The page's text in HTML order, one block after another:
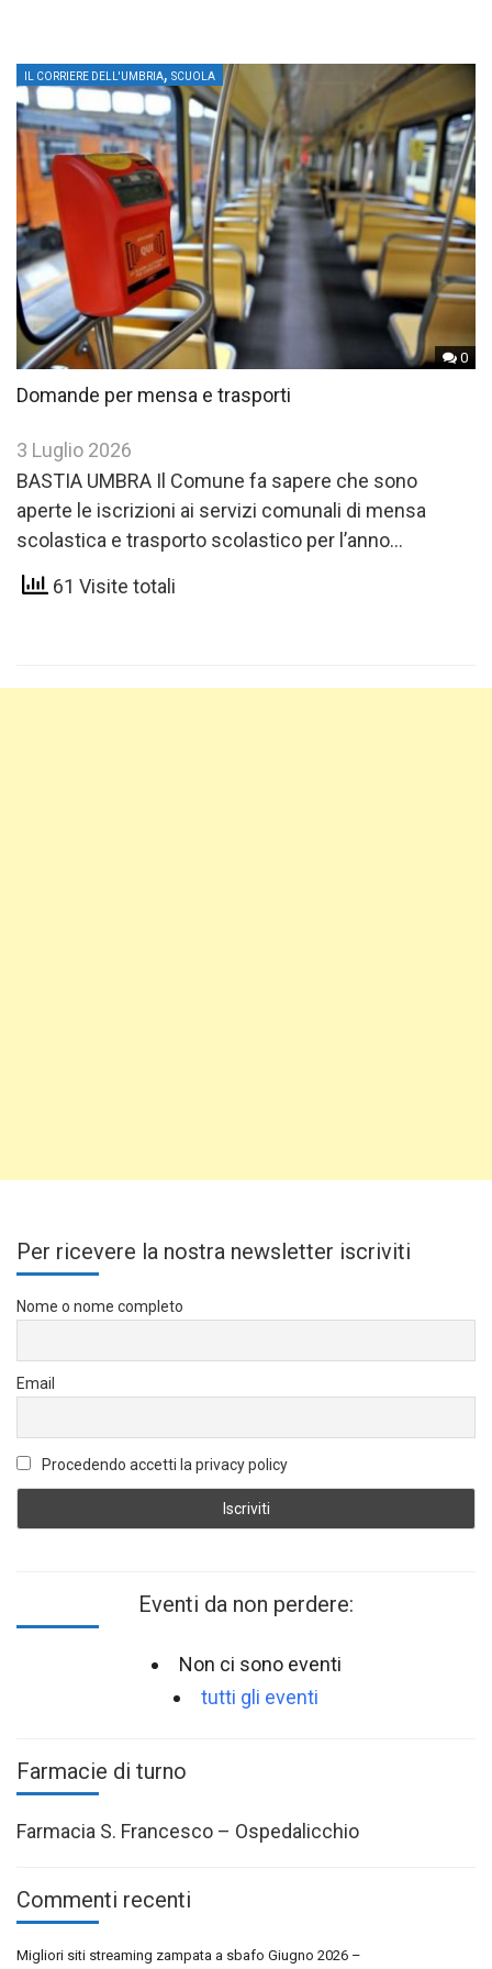
0
IL CORRIERE DELL'UMBRIA, SCUOLA
Domande per mensa e trasporti
3 Luglio 2026
BASTIA UMBRA Il Comune fa sapere che sono
aperte le iscrizioni ai servizi comunali di mensa
scolastica e trasporto scolastico per l’anno
2026/2027.Le domande dovranno…
61 Visite totali
Per ricevere la nostra newsletter iscriviti
Nome o nome completo
Email
Procedendo accetti la privacy policy
Eventi da non perdere:
Non ci sono eventi
tutti gli eventi
Farmacie di turno
Farmacia S. Francesco – Ospedalicchio
Commenti recenti
Migliori siti streaming zampata a sbafo Giugno 2026 –